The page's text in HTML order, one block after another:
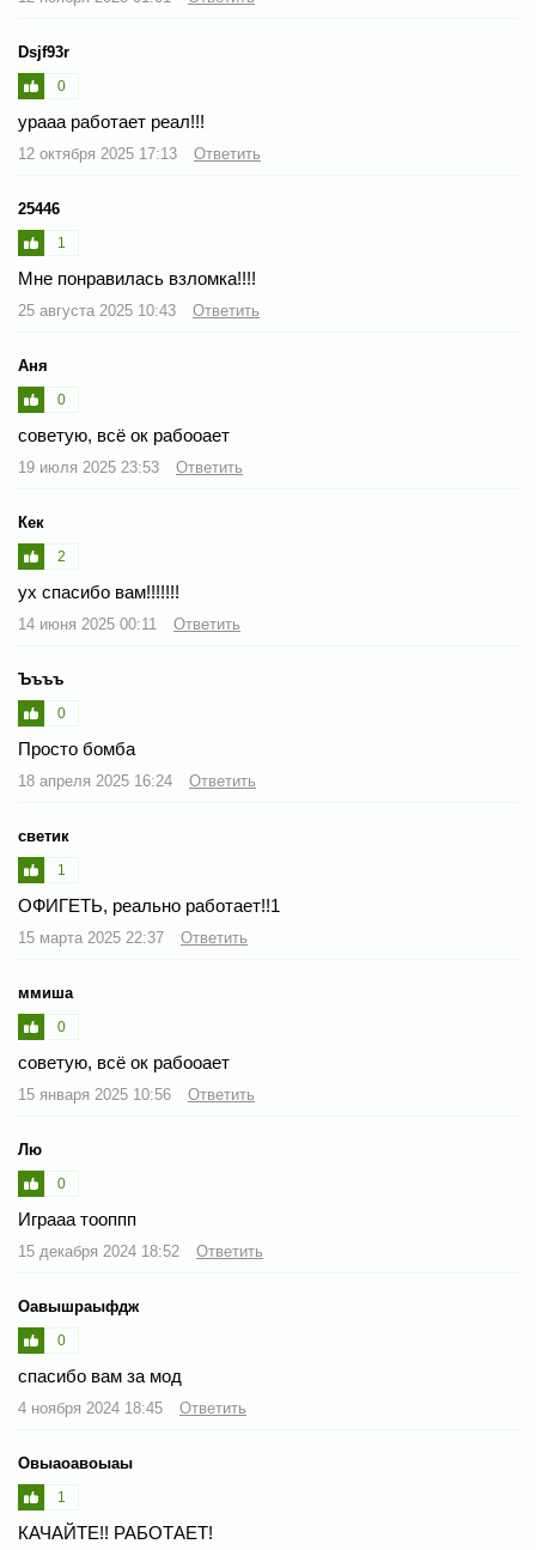
Dsjf93r
0
урааа работает реал!!!
12 октября 2025 17:13 Ответить
25446
1
Мне понравилась взломка!!!!
25 августа 2025 10:43 Ответить
Аня
0
советую, всё ок рабооает
19 июля 2025 23:53 Ответить
Кек
2
ух спасибо вам!!!!!!!
14 июня 2025 00:11 Ответить
Ъъъъ
0
Просто бомба
18 апреля 2025 16:24 Ответить
светик
1
ОФИГЕТЬ, реально работает!!1
15 марта 2025 22:37 Ответить
ммиша
0
советую, всё ок рабооает
15 января 2025 10:56 Ответить
Лю
0
Играаа тооппп
15 декабря 2024 18:52 Ответить
Оавышраыфдж
0
спасибо вам за мод
4 ноября 2024 18:45 Ответить
Овыаоавоыаы
1
КАЧАЙТЕ!! РАБОТАЕТ!